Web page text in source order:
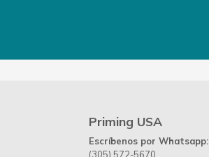
Priming USA
Escríbenos por Whatsapp:
(305) 572-5670